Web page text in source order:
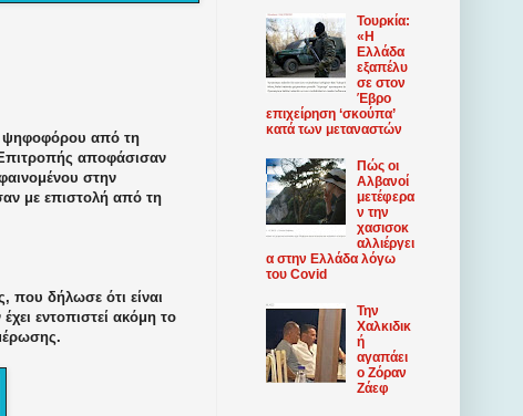
ψηφοφόρου από τη
Επιτροπής αποφάσισαν
στην
με επιστολή από τη
που δήλωσε ότι είναι
εντοπιστεί ακόμη το
Τουρκία:
«Η
Ελλάδα
εξαπέλυ
σε στον
Έβρο
επιχείρηση ‘σκούπα’
κατά των μεταναστών
Πώς οι
Αλβανοί
μετέφερα
ν την
χασισοκ
αλλιέργει
α στην Ελλάδα λόγω
του Covid
Την
Χαλκιδικ
ή
αγαπάει
ο Ζόραν
Ζάεφ